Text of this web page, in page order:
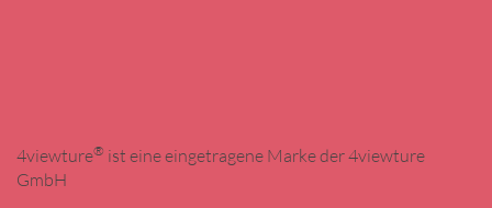
4viewture® ist eine eingetragene Marke der 4viewture
GmbH